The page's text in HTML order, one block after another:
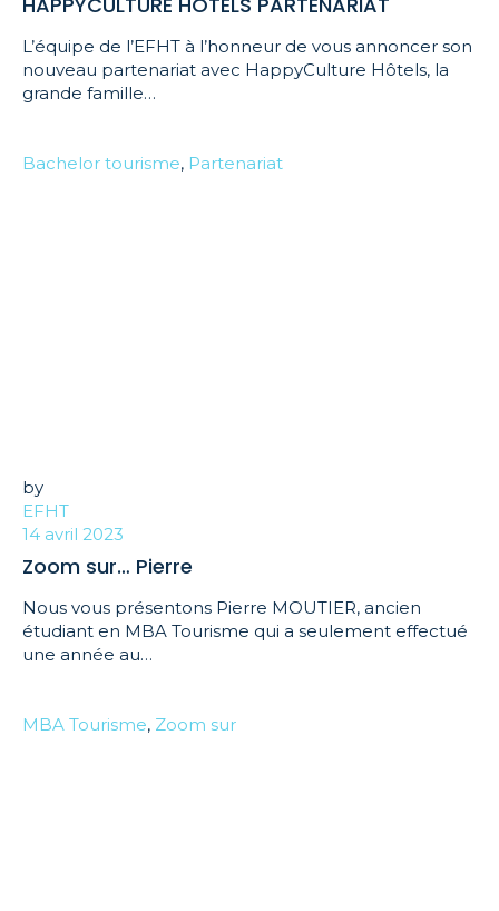
L’équipe de l’EFHT à l’honneur de vous annoncer son
nouveau partenariat avec HappyCulture Hôtels, la
grande famille…
Bachelor tourisme, Partenariat
by
EFHT
14 avril 2023
Zoom sur… Pierre
Nous vous présentons Pierre MOUTIER, ancien
étudiant en MBA Tourisme qui a seulement effectué
une année au…
MBA Tourisme, Zoom sur